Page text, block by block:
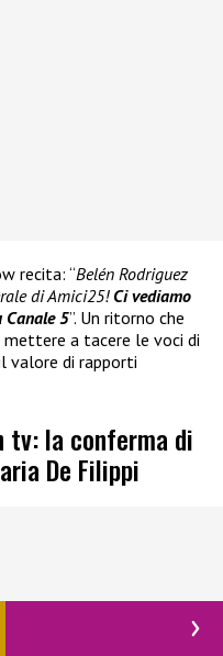
recita: “Belén Rodriguez
di Amici25!Ci vediamo
Canale 5”. Un ritorno che
mettere a tacere le voci di
valore di rapporti
tv: la conferma di
De Filippi